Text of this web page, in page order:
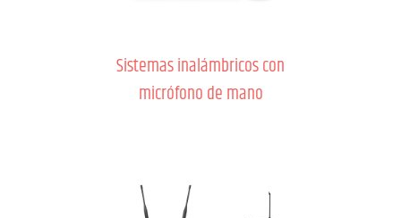
Sistemas inalámbricos con
micrófono de mano